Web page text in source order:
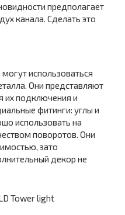
предполагает
канала. Сделать это
использоваться
Они представляют
их подключения и
фитинги: углы и
использовать на
поворотов. Они
зато
декор не